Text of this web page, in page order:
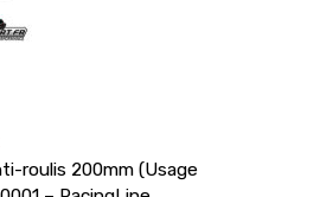
roulis 200mm (Usage